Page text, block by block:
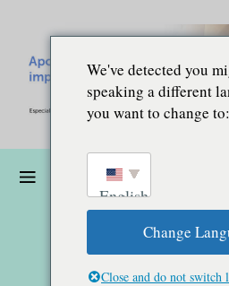
We've detected you
speaking a different
you want to change to:
English
Change
Close and do not switch